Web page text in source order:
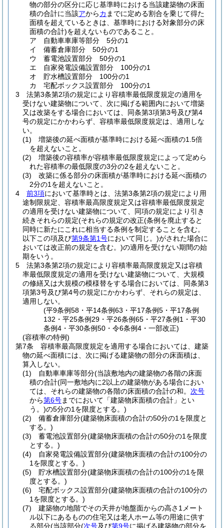
物の部分の区分に応じ基準時における当該建築物の床面
積の合計に当該アからカ までに定める割合を乗じて得た
面積を超えているときは、基準時における対象部分の床
面積の合計)を超えないものであること。
ア
自動車車庫等部分 5分の1
イ
備蓄倉庫部分 50分の1
ウ
蓄電池設置部分 50分の1
エ
自家発電設備設置部分 100分の1
オ
貯水槽設置部分 100分の1
カ
宅配ボックス設置部分 100分の1
3
法第3条第2項の規定により容積率最低限度規定の適用を
受けない建築物について、次に掲げる範囲内において増築
又は改築をする場合においては、同条第3項第3号及び第4
号の規定にかかわらず、容積率最低限度規定は、適用しな
い。
(1)
増築後の延べ面積が基準時における延べ面積の1.5倍
を超えないこと。
(2)
増築後の容積率が容積率最低限度規定によって定めら
れた容積率の最低限度の3分の2を超えないこと。
(3)
改築に係る部分の床面積が基準時における延べ面積の
2分の1を超えないこと。
4
前3項において基準時とは、法第3条第2項の規定により用
途制限規定、容積率最高限度規定又は容積率最低限度規定
の適用を受けない建築物について、同項の規定により引き
続きそれらの規定(それらの規定の改正(条例を廃止すると
同時に新たにこれに相当する条例を制定することを含む。
以下この項及び第9条第1号において同じ。)がされた場合に
おいては改正前の規定を含む。)の適用を受けない期間の始
期をいう。
5
法第3条第2項の規定により容積率最高限度規定又は容積
率最低限度規定の適用を受けない建築物について、大規模
の修繕又は大規模の模様替をする場合においては、同条第3
項第3号及び第4号の規定にかかわらず、それらの規定は、
適用しない。
(平9条例58・平14条例63・平17条例5・平17条例
132・平25条例29・平26条例65・平27条例1・平30
条例4・平30条例50・令6条例4・一部改正)
(容積率の特例)
第7条
容積率最高限度規定を適用する場合においては、建築
物の延べ面積には、次に掲げる建築物の部分の床面積は、
算入しない。
(1)
自動車車庫等部分(当該敷地内の建築物の各階の床面
積の合計(同一敷地内に2以上の建築物がある場合におい
ては、それらの建築物の各階の床面積の合計の和。 次号
から第6号までにおいて「建築物床面積の合計」とい
う。)の5分の1を限度とする。)
(2)
備蓄倉庫部分(建築物床面積の合計の50分の1を限度と
する。)
(3)
蓄電池設置部分(建築物床面積の合計の50分の1を限度
とする。)
(4)
自家発電設備設置部分(建築物床面積の合計の100分の
1を限度とする。)
(5)
貯水槽設置部分(建築物床面積の合計の100分の1を限
度とする。)
(6)
宅配ボックス設置部分(建築物床面積の合計の100分の
1を限度とする。)
(7)
建築物の地階でその天井が地盤面からの高さ1メート
ル以下にあるものの住宅又は老人ホーム等の用途に供す
る部分(当該部分(次号及び第9号に掲げる建築物の部分を